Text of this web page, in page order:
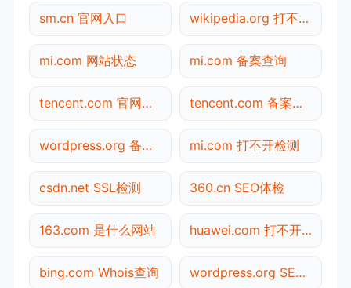
sm.cn 官网入口 wikipedia.org 打不开检测
mi.com 网站状态 mi.com 备案查询
tencent.com 官网入口 tencent.com 备案查询
wordpress.org 备案查询 mi.com 打不开检测
csdn.net SSL检测 360.cn SEO体检
163.com 是什么网站 huawei.com 打不开检测
bing.com Whois查询 wordpress.org SEO体检